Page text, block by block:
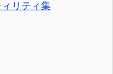
リティ集